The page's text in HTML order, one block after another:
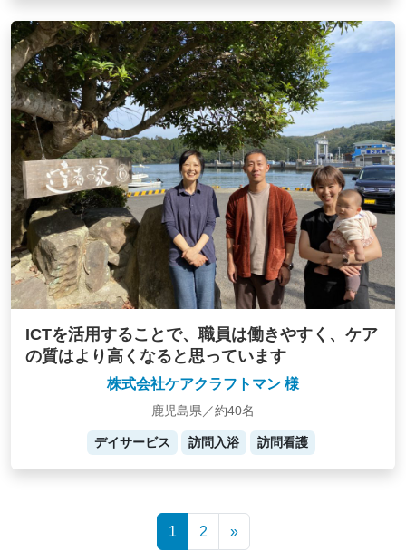
ICTを活用することで、職員は働きやすく、ケア
の質はより高くなると思っています
株式会社ケアクラフトマン 様
鹿児島県／約40名
デイサービス 訪問入浴 訪問看護
1 2 »